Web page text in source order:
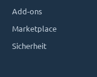
Add-ons
Marketplace
Sicherheit